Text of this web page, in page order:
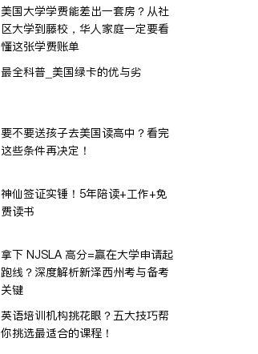
美国大学学费能差出一套房？从社
区大学到藤校，华人家庭一定要看
懂这张学费账单
最全科普_美国绿卡的优与劣
要不要送孩子去美国读高中？看完
这些条件再决定！
神仙签证实锤！5年陪读+工作+免
费读书
拿下 NJSLA 高分=赢在大学申请起
跑线？深度解析新泽西州考与备考
关键
英语培训机构挑花眼？五大技巧帮
你挑选最适合的课程！